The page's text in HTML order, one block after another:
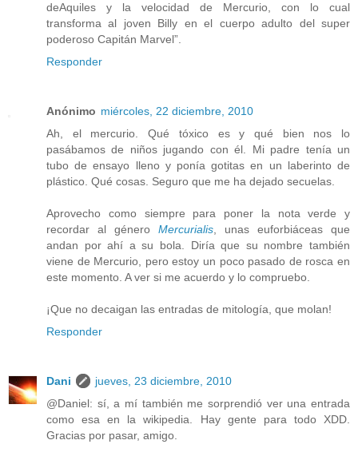
deAquiles y la velocidad de Mercurio, con lo cual
transforma al joven Billy en el cuerpo adulto del super
poderoso Capitán Marvel”.
Responder
Anónimo miércoles, 22 diciembre, 2010
Ah, el mercurio. Qué tóxico es y qué bien nos lo
pasábamos de niños jugando con él. Mi padre tenía un
tubo de ensayo lleno y ponía gotitas en un laberinto de
plástico. Qué cosas. Seguro que me ha dejado secuelas.
Aprovecho como siempre para poner la nota verde y
recordar al género Mercurialis , unas euforbiáceas que
andan por ahí a su bola. Diría que su nombre también
viene de Mercurio, pero estoy un poco pasado de rosca en
este momento. A ver si me acuerdo y lo compruebo.
¡Que no decaigan las entradas de mitología, que molan!
Responder
Dani
jueves, 23 diciembre, 2010
@Daniel: sí, a mí también me sorprendió ver una entrada
como esa en la wikipedia. Hay gente para todo XDD.
Gracias por pasar, amigo.